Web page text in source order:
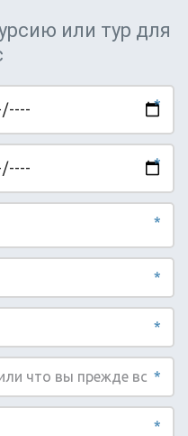
отдыха.
Себу
— это
на водопадах
с сардинами
Себу —
Филиппин и
активного
или тур для
*
*
*
*
*
*
*